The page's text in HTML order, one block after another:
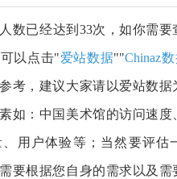
数已经达到33次，如你需要
以点击"爱站数据""Chinaz
考，建议大家请以爱站数据
如：中国美术馆的访问速度
用户体验等；当然要评估
要根据您自身的需求以及需